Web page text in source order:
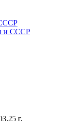
и СССР
г.